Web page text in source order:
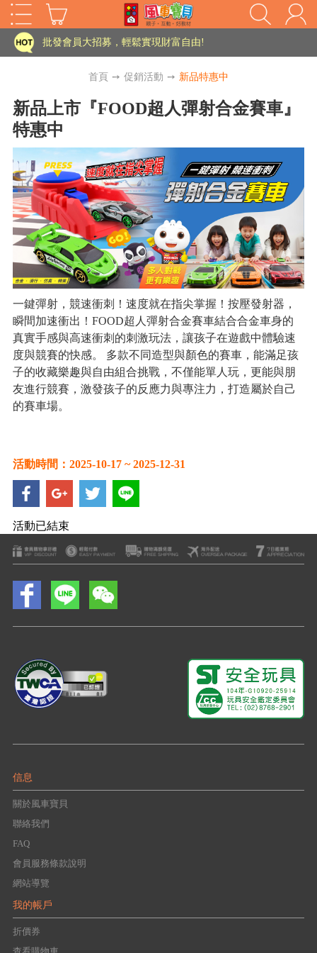
HOT
家長樂了!「風車書版集團暨FOOD超人企業總部」目前正興建中!
批發會員大招募，輕鬆實現財富自由!
老師您好!!幼教會員火熱招募中~
海外購物免煩惱！點我查看『海外購物流程說明』
批發會員大招募，輕鬆實現財富自由!
老師您好!!幼教會員火熱招募中~
海外購物免煩惱！點我查看『海外購物流程說明』
首頁 ➙ 促銷活動 ➙ 新品特惠中
新品上市『FOOD超人彈射合金賽車』
特惠中
一鍵彈射，競速衝刺！速度就在指尖掌握！按壓發射器，
瞬間加速衝出！FOOD超人彈射合金賽車結合合金車身的
真實手感與高速衝刺的刺激玩法，讓孩子在遊戲中體驗速
度與競賽的快感。 多款不同造型與顏色的賽車，能滿足孩
子的收藏樂趣與自由組合挑戰，不僅能單人玩，更能與朋
友進行競賽，激發孩子的反應力與專注力，打造屬於自己
的賽車場。
活動時間：2025-10-17 ~ 2025-12-31
活動已結束
信息
關於風車寶貝
聯絡我們
FAQ
會員服務條款說明
網站導覽
我的帳戶
折價券